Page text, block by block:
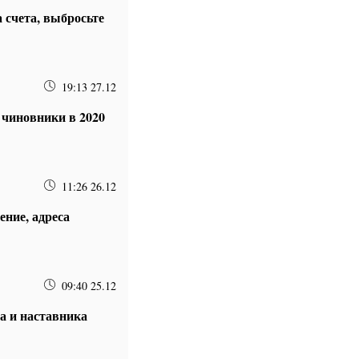
выбросьте
19:13 27.12
в 2020
11:26 26.12
адреса
09:40 25.12
и наставника